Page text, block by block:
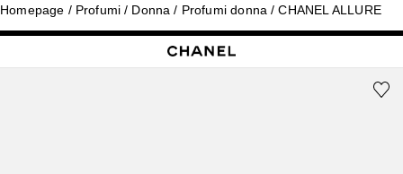
Homepage Profumi Donna Profumi donna CHANEL ALLURE